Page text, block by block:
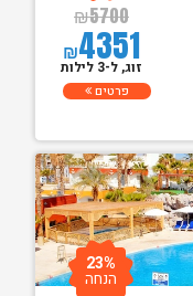
₪5700
₪4351
זוג, ל-3 לילות
פרטים
23%
הנחה